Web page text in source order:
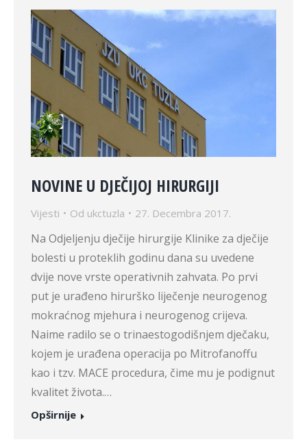
NOVINE U DJEČIJOJ HIRURGIJI
Vijesti Od ukctuzla 27. Decembra 2017.
Na Odjeljenju dječije hirurgije Klinike za dječije
bolesti u proteklih godinu dana su uvedene
dvije nove vrste operativnih zahvata. Po prvi
put je urađeno hirurško liječenje neurogenog
mokraćnog mjehura i neurogenog crijeva.
Naime radilo se o trinaestogodišnjem dječaku,
kojem je urađena operacija po Mitrofanoffu
kao i tzv. MACE procedura, čime mu je podignut
kvalitet života.…
Opširnije